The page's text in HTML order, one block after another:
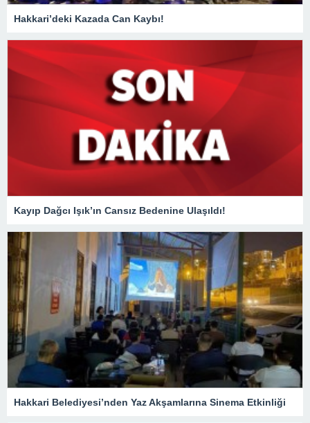
Hakkari’deki Kazada Can Kaybı!
Kayıp Dağcı Işık’ın Cansız Bedenine Ulaşıldı!
Hakkari Belediyesi’nden Yaz Akşamlarına Sinema Etkinliği